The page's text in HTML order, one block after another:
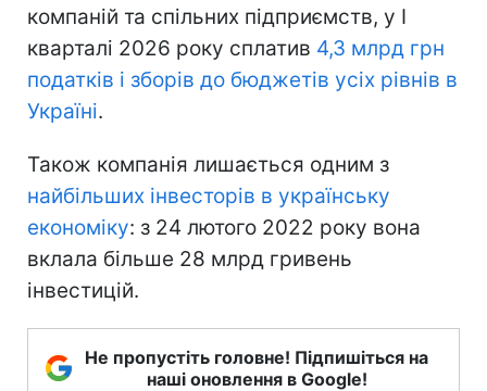
компаній та спільних підприємств, у I
кварталі 2026 року сплатив 4,3 млрд грн
податків і зборів до бюджетів усіх рівнів в
Україні.
Також компанія лишається одним з
найбільших інвесторів в українську
економіку: з 24 лютого 2022 року вона
вклала більше 28 млрд гривень
інвестицій.
Не пропустіть головне! Підпишіться на
наші оновлення в Google!